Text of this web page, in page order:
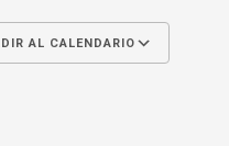
AL CALENDARIO